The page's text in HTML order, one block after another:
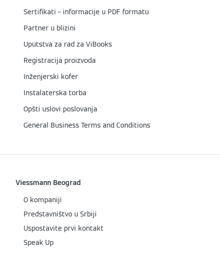
Sertifikati – informacije u PDF formatu
Partner u blizini
Uputstva za rad za ViBooks
Registracija proizvoda
Inženjerski kofer
Instalaterska torba
Opšti uslovi poslovanja
General Business Terms and Conditions
Viessmann Beograd
O kompaniji
Predstavništvo u Srbiji
Uspostavite prvi kontakt
Speak Up